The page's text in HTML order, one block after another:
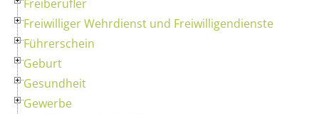
Freiberufler
Freiwilliger Wehrdienst und Freiwilligendienste
Führerschein
Geburt
Gesundheit
Gewerbe